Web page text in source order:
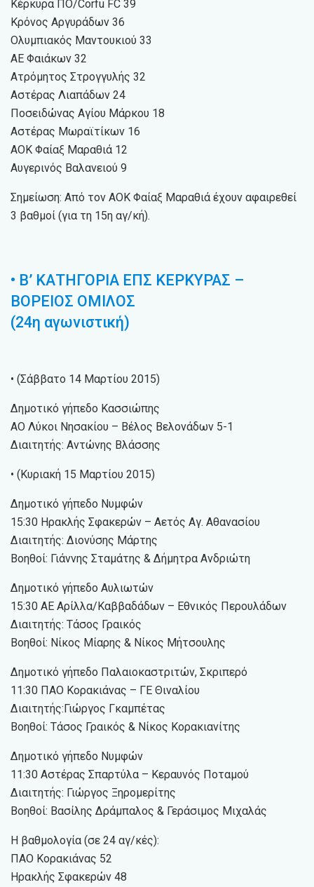
Κέρκυρα ΠΟ/Corfu FC 39
Κρόνος Αργυράδων 36
Ολυμπιακός Μαντουκιού 33
ΑΕ Φαιάκων 32
Ατρόμητος Στρογγυλής 32
Αστέρας Λιαπάδων 24
Ποσειδώνας Αγίου Μάρκου 18
Αστέρας Μωραϊτίκων 16
ΑΟΚ Φαίαξ Μαραθιά 12
Αυγερινός Βαλανειού 9
Σημείωση: Από τον ΑΟΚ Φαίαξ Μαραθιά έχουν αφαιρεθεί
3 βαθμοί (για τη 15η αγ/κή).
• Β’ ΚΑΤΗΓΟΡΙΑ ΕΠΣ ΚΕΡΚΥΡΑΣ –
ΒΟΡΕΙΟΣ ΟΜΙΛΟΣ
(24η αγωνιστική)
• (Σάββατο 14 Μαρτίου 2015)
Δημοτικό γήπεδο Κασσιώπης
ΑΟ Λύκοι Νησακίου – Βέλος Βελονάδων 5-1
Διαιτητής: Αντώνης Βλάσσης
• (Κυριακή 15 Μαρτίου 2015)
Δημοτικό γήπεδο Νυμφών
15:30 Ηρακλής Σφακερών – Αετός Αγ. Αθανασίου
Διαιτητής: Διονύσης Μάρτης
Βοηθοί: Γιάννης Σταμάτης & Δήμητρα Ανδριώτη
Δημοτικό γήπεδο Αυλιωτών
15:30 ΑΕ Αρίλλα/Καββαδάδων – Εθνικός Περουλάδων
Διαιτητής: Τάσος Γραικός
Βοηθοί: Νίκος Μίαρης & Νίκος Μήτσουλης
Δημοτικό γήπεδο Παλαιοκαστριτών, Σκριπερό
11:30 ΠΑΟ Κορακιάνας – ΓΕ Θιναλίου
Διαιτητής:Γιώργος Γκαμπέτας
Βοηθοί: Τάσος Γραικός & Νίκος Κορακιανίτης
Δημοτικό γήπεδο Νυμφών
11:30 Αστέρας Σπαρτύλα – Κεραυνός Ποταμού
Διαιτητής: Γιώργος Ξηρομερίτης
Βοηθοί: Βασίλης Δράμπαλος & Γεράσιμος Μιχαλάς
Η βαθμολογία (σε 24 αγ/κές):
ΠΑΟ Κορακιάνας 52
Ηρακλής Σφακερών 48